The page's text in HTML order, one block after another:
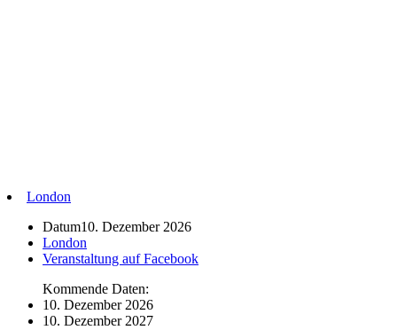
London
Datum10. Dezember 2026
London
Veranstaltung auf Facebook
Kommende Daten:
10. Dezember 2026
10. Dezember 2027